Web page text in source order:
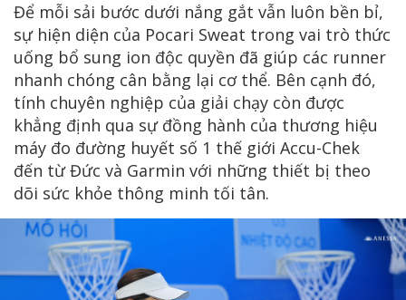
Để mỗi sải bước dưới nắng gắt vẫn luôn bền bỉ,
sự hiện diện của Pocari Sweat trong vai trò thức
uống bổ sung ion độc quyền đã giúp các runner
nhanh chóng cân bằng lại cơ thể. Bên cạnh đó,
tính chuyên nghiệp của giải chạy còn được
khẳng định qua sự đồng hành của thương hiệu
máy đo đường huyết số 1 thế giới Accu-Chek
đến từ Đức và Garmin với những thiết bị theo
dõi sức khỏe thông minh tối tân.